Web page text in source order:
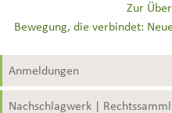
Anmeldungen
Nachschlagwerk |
Zur
Bewegung, die verbindet: